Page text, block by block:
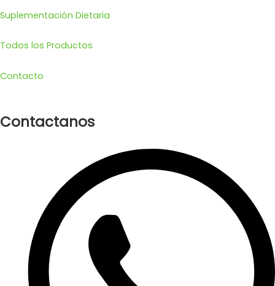
Suplementación Dietaria
Todos los Productos
Contacto
Contactanos